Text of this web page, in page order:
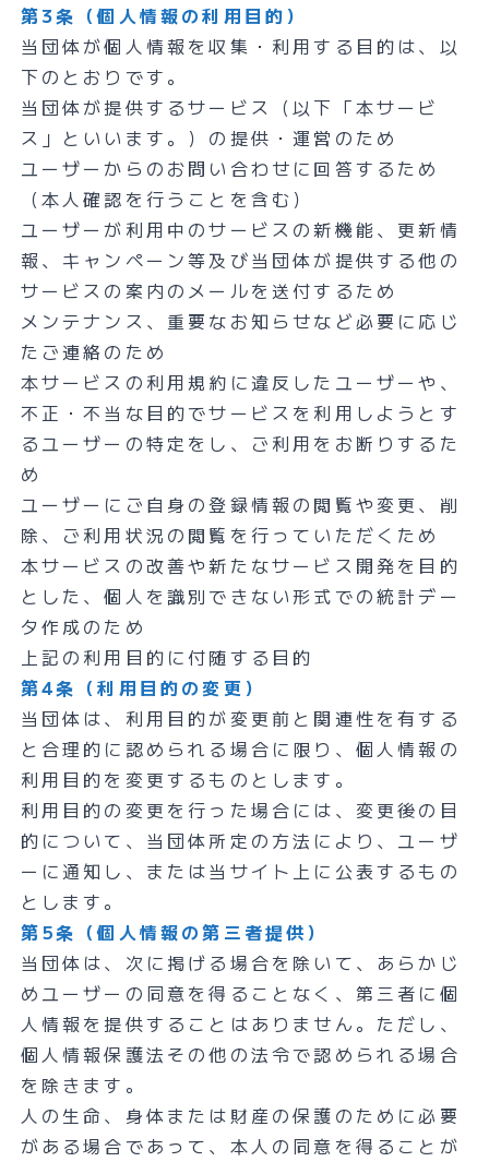
第3条（個人情報の利用目的）
当団体が個人情報を収集・利用する目的は、以
下のとおりです。
当団体が提供するサービス（以下「本サービ
ス」といいます。）の提供・運営のため
ユーザーからのお問い合わせに回答するため
（本人確認を行うことを含む）
ユーザーが利用中のサービスの新機能、更新情
報、キャンペーン等及び当団体が提供する他の
サービスの案内のメールを送付するため
メンテナンス、重要なお知らせなど必要に応じ
たご連絡のため
本サービスの利用規約に違反したユーザーや、
不正・不当な目的でサービスを利用しようとす
るユーザーの特定をし、ご利用をお断りするた
め
ユーザーにご自身の登録情報の閲覧や変更、削
除、ご利用状況の閲覧を行っていただくため
本サービスの改善や新たなサービス開発を目的
とした、個人を識別できない形式での統計デー
タ作成のため
上記の利用目的に付随する目的
第4条（利用目的の変更）
当団体は、利用目的が変更前と関連性を有する
と合理的に認められる場合に限り、個人情報の
利用目的を変更するものとします。
利用目的の変更を行った場合には、変更後の目
的について、当団体所定の方法により、ユーザ
ーに通知し、または当サイト上に公表するもの
とします。
第5条（個人情報の第三者提供）
当団体は、次に掲げる場合を除いて、あらかじ
めユーザーの同意を得ることなく、第三者に個
人情報を提供することはありません。ただし、
個人情報保護法その他の法令で認められる場合
を除きます。
人の生命、身体または財産の保護のために必要
がある場合であって、本人の同意を得ることが